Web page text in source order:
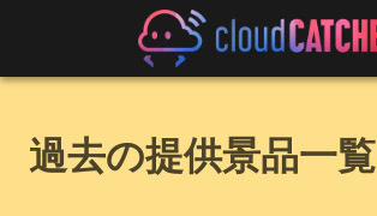
過去の提供景品一覧